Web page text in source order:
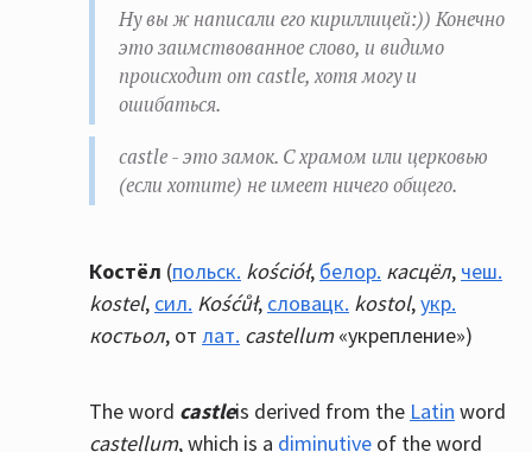
Ну вы ж написали его кириллицей:)) Конечно
это заимствованное слово, и видимо
происходит от castle, хотя могу и
ошибаться.
castle - это замок. С храмом или церковью
(если хотите) не имеет ничего общего.
Костёл (польск. kościół, белор. касцёл, чеш.
kostel, сил. Kośćůł, словацк. kostol,укр.
костьол, от лат. castellum«укрепление»)
The word castleis derived from the Latin word
castellum, which is a diminutive of the word